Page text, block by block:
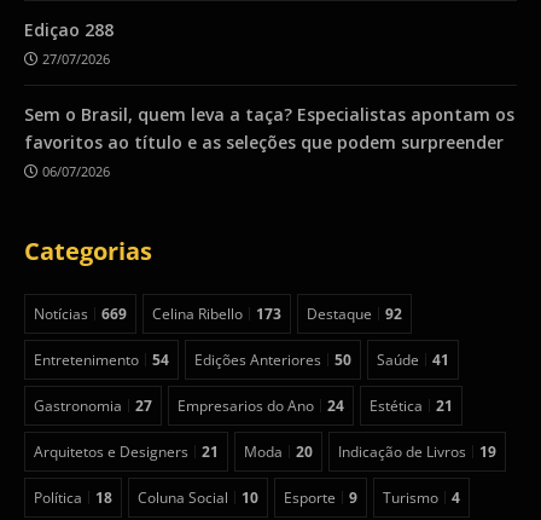
Ediçao 288
27/07/2026
Sem o Brasil, quem leva a taça? Especialistas apontam os
favoritos ao título e as seleções que podem surpreender
06/07/2026
Categorias
Notícias 669 Celina Ribello 173 Destaque 92
Entretenimento 54 Edições Anteriores 50 Saúde 41
Gastronomia 27 Empresarios do Ano 24 Estética 21
Arquitetos e Designers 21 Moda 20 Indicação de Livros 19
Política 18 Coluna Social 10 Esporte 9 Turismo 4